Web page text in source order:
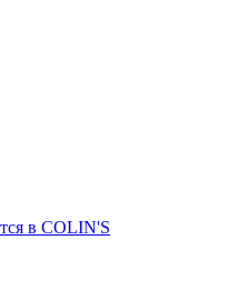
в COLIN'S